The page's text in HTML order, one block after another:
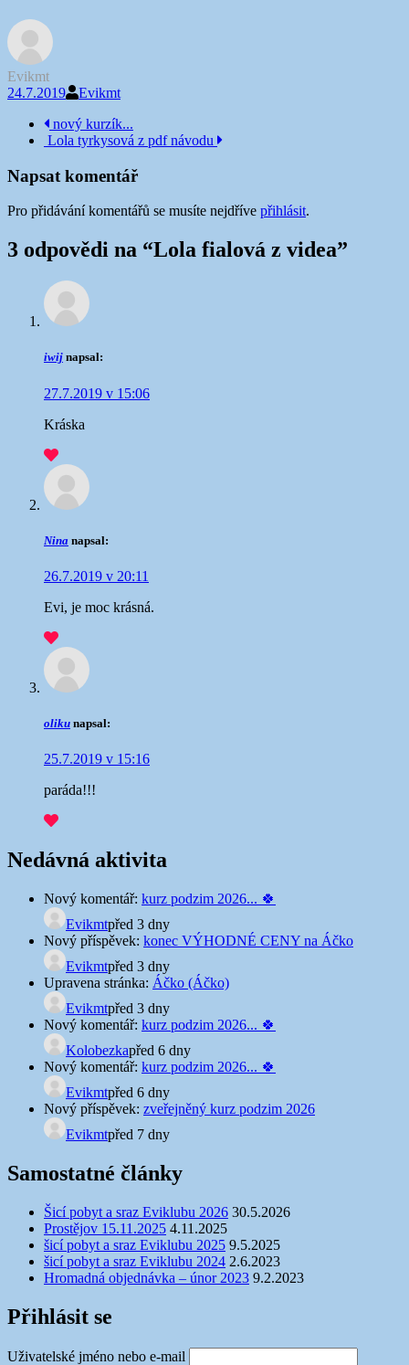
Evikmt
24.7.2019
Evikmt
Navigace
příspěvku
nový kurzík...
Lola tyrkysová z pdf návodu
Napsat komentář
Pro přidávání komentářů se musíte nejdříve přihlásit.
3 odpovědi na “Lola fialová z videa”
iwij napsal:
27.7.2019 v 15:06
Kráska
Nina napsal:
26.7.2019 v 20:11
Evi, je moc krásná.
oliku napsal:
25.7.2019 v 15:16
paráda!!!
Nedávná aktivita
Nový komentář: kurz podzim 2026... 🍀
Evikmtpřed 3 dny
Nový příspěvek: konec VÝHODNÉ CENY na Áčko
Evikmtpřed 3 dny
Upravena stránka: Áčko (Áčko)
Evikmtpřed 3 dny
Nový komentář: kurz podzim 2026... 🍀
Kolobezkapřed 6 dny
Nový komentář: kurz podzim 2026... 🍀
Evikmtpřed 6 dny
Nový příspěvek: zveřejněný kurz podzim 2026
Evikmtpřed 7 dny
Samostatné články
Šicí pobyt a sraz Eviklubu 2026 30.5.2026
Prostějov 15.11.2025 4.11.2025
šicí pobyt a sraz Eviklubu 2025 9.5.2025
šicí pobyt a sraz Eviklubu 2024 2.6.2023
Hromadná objednávka – únor 2023 9.2.2023
Přihlásit se
Uživatelské jméno nebo e-mail